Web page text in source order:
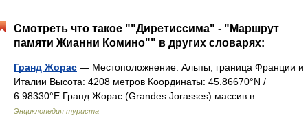
Смотреть что такое ""Диретиссима" - "Маршрут
памяти Жианни Комино"" в других словарях:
Гранд Жорас — Местоположнение: Альпы, граница Франции и
Италии Высота: 4208 метров Координаты: 45.86670°N /
6.98330°E Гранд Жорас (Grandes Jorasses) массив в …
Энциклопедия туриста